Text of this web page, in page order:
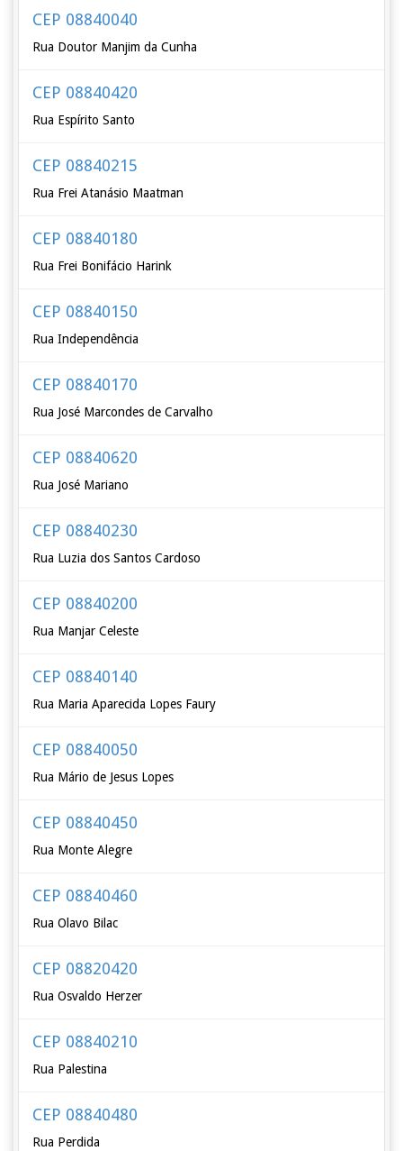
CEP 08840040
Rua Doutor Manjim da Cunha
CEP 08840420
Rua Espírito Santo
CEP 08840215
Rua Frei Atanásio Maatman
CEP 08840180
Rua Frei Bonifácio Harink
CEP 08840150
Rua Independência
CEP 08840170
Rua José Marcondes de Carvalho
CEP 08840620
Rua José Mariano
CEP 08840230
Rua Luzia dos Santos Cardoso
CEP 08840200
Rua Manjar Celeste
CEP 08840140
Rua Maria Aparecida Lopes Faury
CEP 08840050
Rua Mário de Jesus Lopes
CEP 08840450
Rua Monte Alegre
CEP 08840460
Rua Olavo Bilac
CEP 08820420
Rua Osvaldo Herzer
CEP 08840210
Rua Palestina
CEP 08840480
Rua Perdida